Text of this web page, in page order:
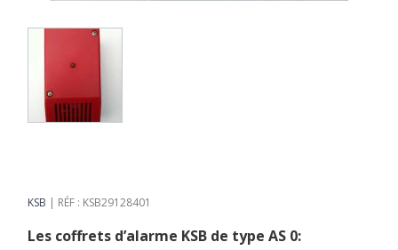
KSB RÉF : KSB29128401
Les coffrets d’alarme KSB de type AS 0: